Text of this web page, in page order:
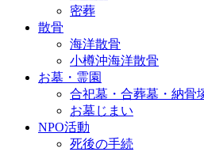
密葬
散骨
海洋散骨
小樽沖海洋散骨
お墓・霊園
合祀墓・合葬墓・納骨
お墓じまい
NPO活動
死後の手続